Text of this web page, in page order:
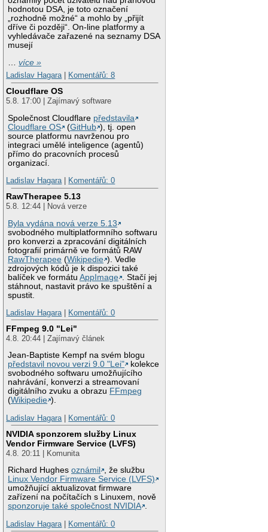
hodnotou DSA, je toto označení
„rozhodně možné“ a mohlo by „přijít
dříve či později“. On-line platformy a
vyhledávače zařazené na seznamy DSA
musejí
…více »
Ladislav Hagara| Komentářů: 8
Cloudflare OS
5.8. 17:00 | Zajímavý software
Společnost Cloudflare představila
Cloudflare OS
(GitHub ), tj. open
source platformu navrženou pro
integraci umělé inteligence (agentů)
přímo do pracovních procesů
organizací.
Ladislav Hagara| Komentářů: 0
RawTherapee 5.13
5.8. 12:44 | Nová verze
Byla vydána nová verze 5.13
svobodného multiplatformního softwaru
pro konverzi a zpracování digitálních
fotografií primárně ve formátů RAW
RawTherapee (Wikipedie ). Vedle
zdrojových kódů je k dispozici také
balíček ve formátuAppImage
. Stačí jej
stáhnout, nastavit právo ke spuštění a
spustit.
Ladislav Hagara| Komentářů: 0
FFmpeg 9.0 "Lei"
4.8. 20:44 | Zajímavý článek
Jean-Baptiste Kempf na svém blogu
představil novou verzi 9.0 "Lei"
kolekce
svobodného softwaru umožňujícího
nahrávání, konverzi a streamovaní
digitálního zvuku a obrazu FFmpeg
(Wikipedie ).
Ladislav Hagara| Komentářů: 0
NVIDIA sponzorem služby Linux
Vendor Firmware Service (LVFS)
4.8. 20:11 | Komunita
Richard Hughesoznámil
, že službu
Linux Vendor Firmware Service (LVFS)
umožňující aktualizovat firmware
zařízení na počítačích s Linuxem, nově
sponzoruje také společnost NVIDIA .
Ladislav Hagara| Komentářů: 0